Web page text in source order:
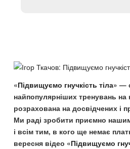
«Підвищуємо гнучкість тіла» —
найпопулярніших тренувань
розрахована на досвідчених і
Ми раді зробити приємно
і всім тим, в кого ще немає
вересня відео «Підвищуємо